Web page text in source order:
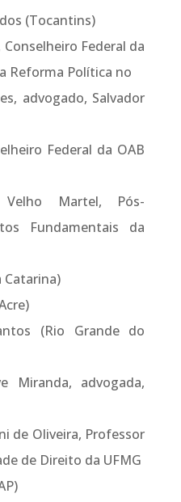
(Tocantins)
Federal da
Reforma Política no
advogado, Salvador
Federal da OAB
Martel, Pós-
Fundamentais da
Catarina)
(Rio Grande do
Miranda, advogada,
de Oliveira, Professor
de Direito da UFMG